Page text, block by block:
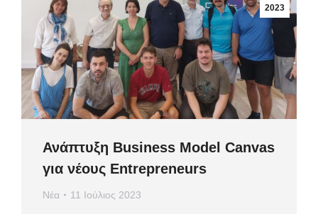
2023
Ανάπτυξη Business Model Canvas
για νέους Entrepreneurs
Νέα 11 Ιούλιος 2023